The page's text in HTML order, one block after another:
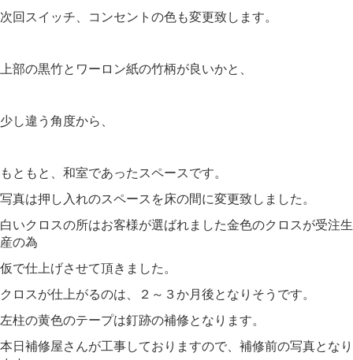
次回スイッチ、コンセントの色も変更致します。
上部の黒竹とワーロン紙の竹柄が良いかと、
少し違う角度から、
もともと、和室であったスペースです。
写真は押し入れのスペースを床の間に変更致しました。
白いクロスの所はお客様が選ばれました金色のクロスが受注生
産の為
仮で仕上げさせて頂きました。
クロスが仕上がるのは、２～３か月後となりそうです。
左柱の黄色のテープは釘跡の補修となります。
本日補修屋さんが工事しておりますので、補修前の写真となり